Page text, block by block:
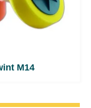
M14